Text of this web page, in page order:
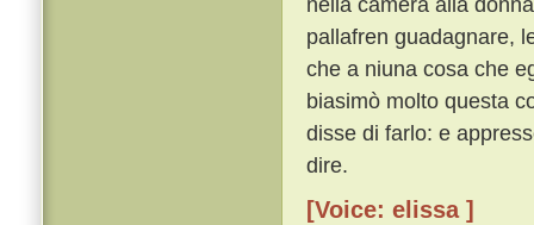
pallafren guadagnare,
che a niuna cosa che
biasimò molto questa
disse di farlo: e
dire.
[Voice: elissa ]